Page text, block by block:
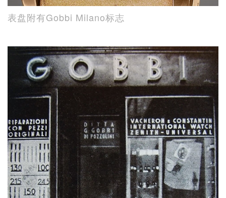
表盘附有Gobbi Milano标志